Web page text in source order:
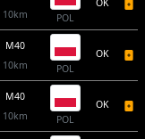
10km
POL
OK
M40
10km
POL
OK
M40
10km
POL
OK